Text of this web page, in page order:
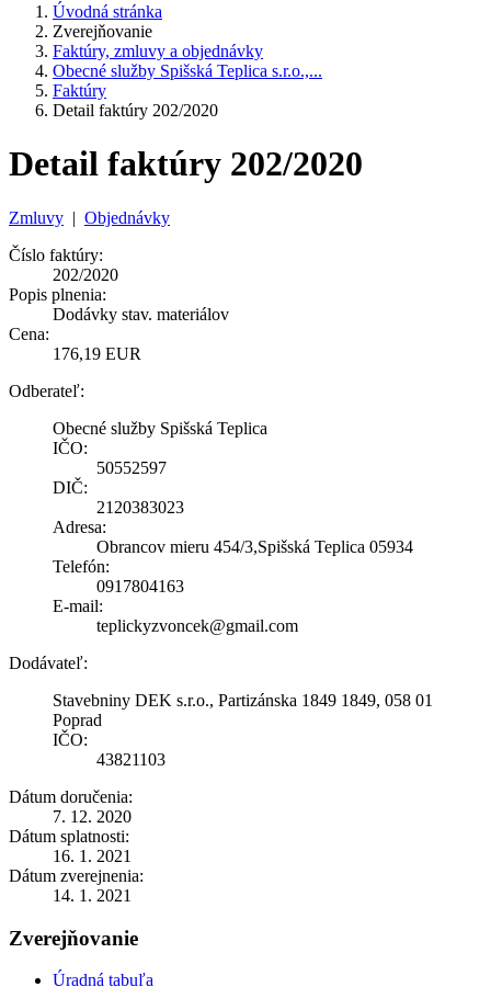
Úvodná stránka
Zverejňovanie
Faktúry, zmluvy a objednávky
Obecné služby Spišská Teplica s.r.o.,...
Faktúry
Detail faktúry 202/2020
Detail faktúry 202/2020
Zmluvy | Objednávky
Číslo faktúry:
202/2020
Popis plnenia:
Dodávky stav. materiálov
Cena:
176,19 EUR
Odberateľ:
Obecné služby Spišská Teplica
IČO:
50552597
DIČ:
2120383023
Adresa:
Obrancov mieru 454/3,Spišská Teplica 05934
Telefón:
0917804163
E-mail:
teplickyzvoncek@gmail.com
Dodávateľ:
Stavebniny DEK s.r.o., Partizánska 1849 1849, 058 01
Poprad
IČO:
43821103
Dátum doručenia:
7. 12. 2020
Dátum splatnosti:
16. 1. 2021
Dátum zverejnenia:
14. 1. 2021
Zverejňovanie
Úradná tabuľa